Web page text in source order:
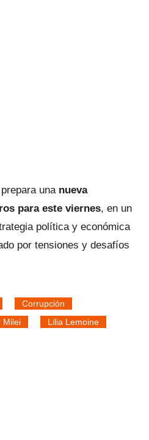
una nueva
para este viernes, en un
política y económica
por tensiones y desafíos
Corrupción
Milei Lilia Lemoine